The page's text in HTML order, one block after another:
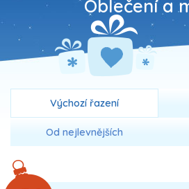
Oblečení a
Výchozí řazení
Od nejlevnějších